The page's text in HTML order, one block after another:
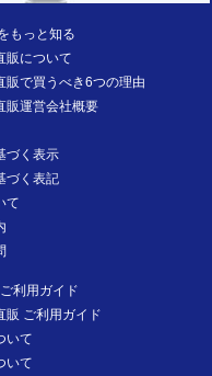
もっと知る
販について
販で買うべき6つの理由
販運営会社概要
づく表示
づく表記
て
利用ガイド
販 ご利用ガイド
いて
いて